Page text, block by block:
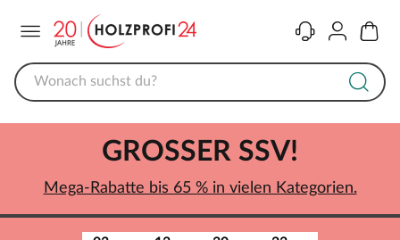
KontaktKonto
GROSSER SSV!
Mega-Rabatte bis 65 % in vielen Kategorien.